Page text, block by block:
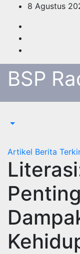
content
8 Agustus
BSP
Artikel Berita